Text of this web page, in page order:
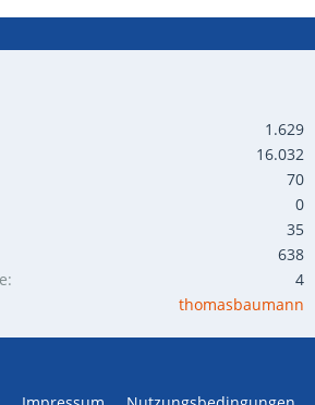
1.629
16.032
70
0
35
638
4
thomasbaumann